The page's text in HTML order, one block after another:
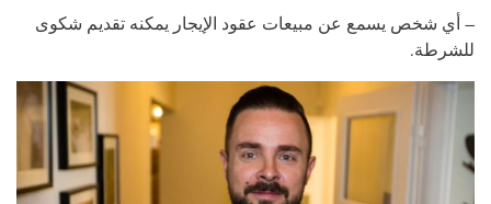
– أي شخص يسمع عن مبيعات عقود الإيجار يمكنه تقديم شكوى
للشرطة.